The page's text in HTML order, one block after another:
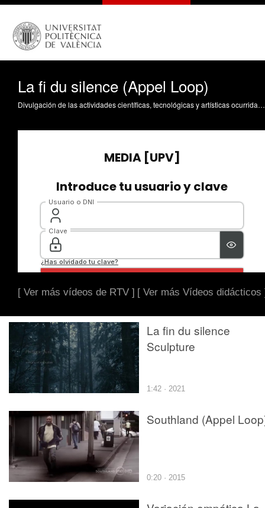
La fi du silence (Appel Loop)
Divulgación de las actividades científicas, tecnológicas y artísticas ocurridas en los tres campus de la UPV
[ Ver más vídeos de RTV ] [ Ver más Vídeos didácticos
La fin du silence
Sculpture
1:42 · 2021
Southland (Appel
0:20 · 2015